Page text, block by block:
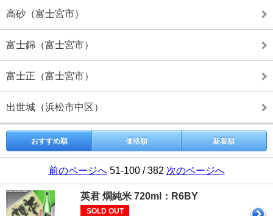
高砂（富士宮市）
富士錦（富士宮市）
富士正（富士宮市）
出世城（浜松市中区）
おすすめ順 価格順 新着順
前のページへ51-100 / 382 次のページへ
英君 燗純米 720ml：R6BY
SOLD OUT